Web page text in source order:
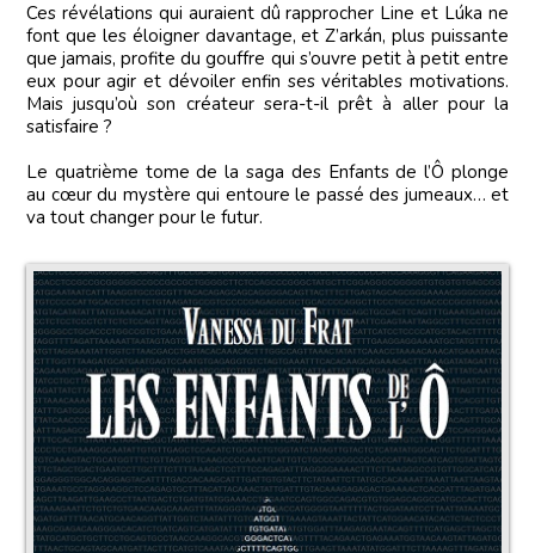
Ces révélations qui auraient dû rapprocher Line et Lúka ne
font que les éloigner davantage, et Z’arkán, plus puissante
que jamais, profite du gouffre qui s’ouvre petit à petit entre
eux pour agir et dévoiler enfin ses véritables motivations.
Mais jusqu’où son créateur sera-t-il prêt à aller pour la
satisfaire ?
Le quatrième tome de la saga des Enfants de l’Ô plonge
au cœur du mystère qui entoure le passé des jumeaux… et
va tout changer pour le futur.